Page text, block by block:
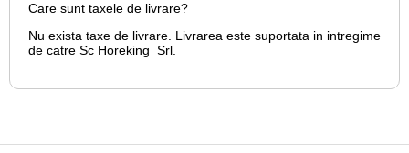
Care sunt taxele de livrare?
Nu exista taxe de livrare. Livrarea este suportata in intregime
de catre Sc Horeking Srl.